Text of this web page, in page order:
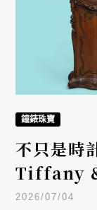
鐘錶珠寶
不只是時
Tiffany
致敬美國
2026/07/04